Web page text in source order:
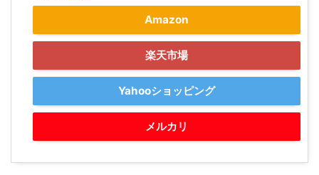
Amazon
楽天市場
Yahooショッピング
メルカリ